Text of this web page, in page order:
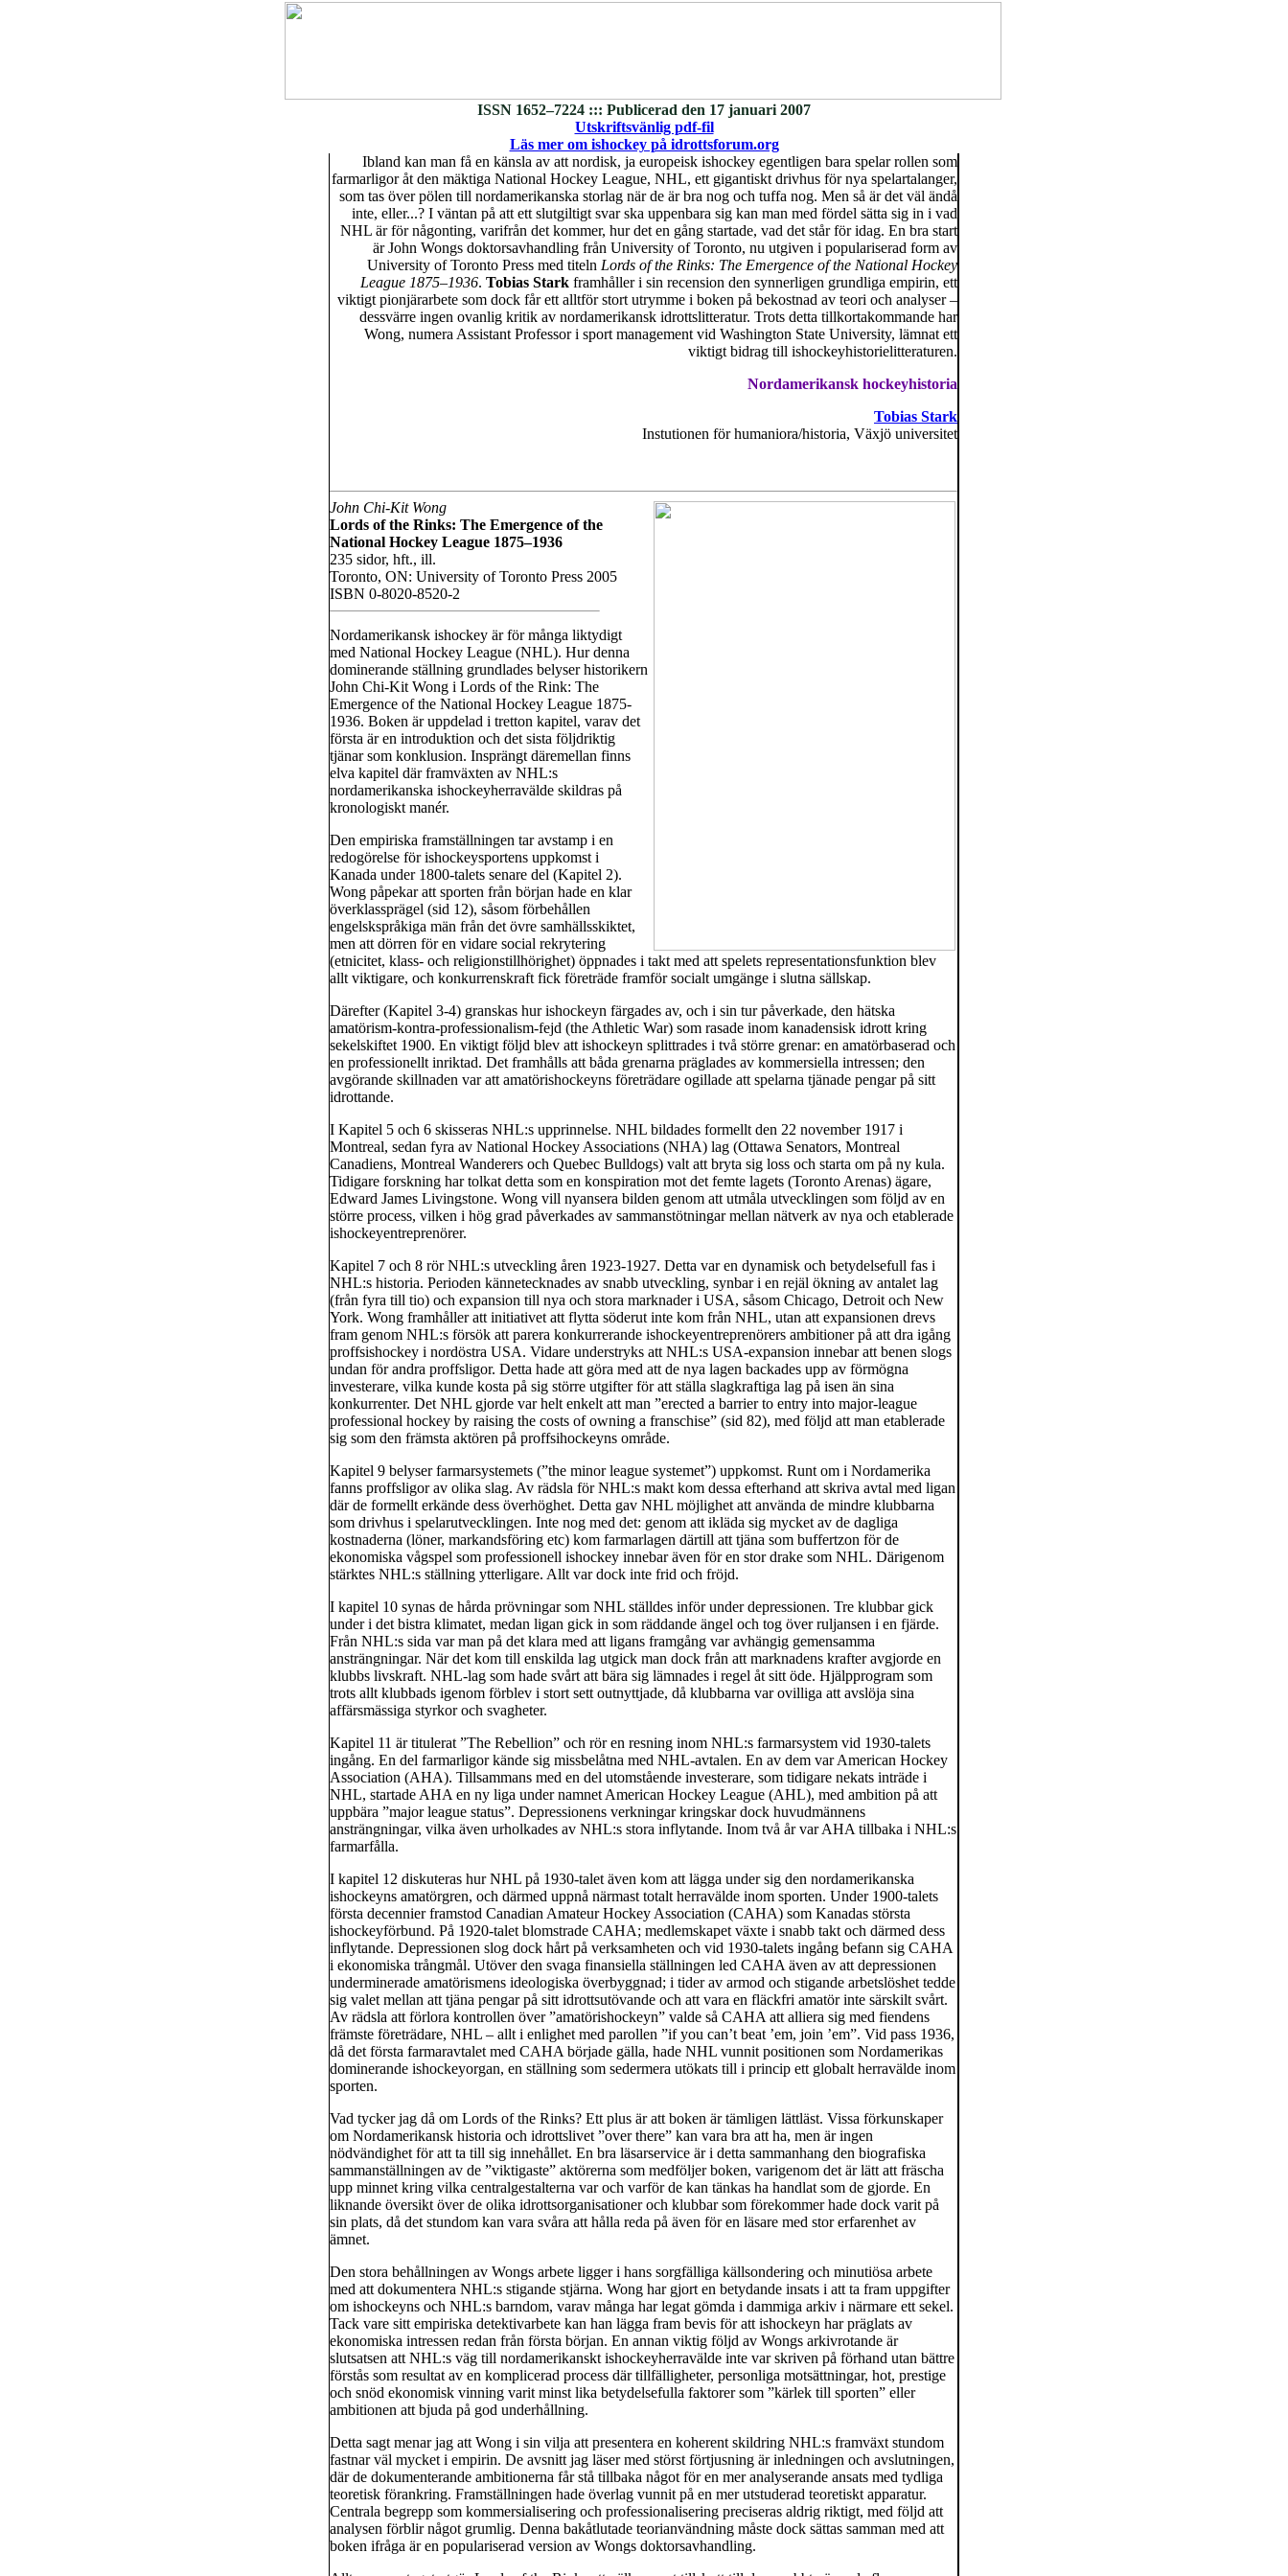
ISSN 1652–7224 ::: Publicerad den 17 januari 2007
Utskriftsvänlig pdf-fil
Läs mer om ishockey på idrottsforum.org
Ibland kan man få en känsla av att nordisk, ja europeisk ishockey egentligen bara spelar rollen som
farmarligor åt den mäktiga National Hockey League, NHL, ett gigantiskt drivhus för nya spelartalanger,
som tas över pölen till nordamerikanska storlag när de är bra nog och tuffa nog. Men så är det väl ändå
inte, eller...? I väntan på att ett slutgiltigt svar ska uppenbara sig kan man med fördel sätta sig in i vad
NHL är för någonting, varifrån det kommer, hur det en gång startade, vad det står för idag. En bra start
är John Wongs doktorsavhandling från University of Toronto, nu utgiven i populariserad form av
University of Toronto Press med titeln Lords of the Rinks: The Emergence of the National Hockey
League 1875–1936. Tobias Stark framhåller i sin recension den synnerligen grundliga empirin, ett
viktigt pionjärarbete som dock får ett alltför stort utrymme i boken på bekostnad av teori och analyser –
dessvärre ingen ovanlig kritik av nordamerikansk idrottslitteratur. Trots detta tillkortakommande har
Wong, numera Assistant Professor i sport management vid Washington State University, lämnat ett
viktigt bidrag till ishockeyhistorielitteraturen.
Nordamerikansk hockeyhistoria
Tobias Stark
Instutionen för humaniora/historia, Växjö universitet
John Chi-Kit Wong
Lords of the Rinks: The Emergence of the
National Hockey League 1875–1936
235 sidor, hft., ill.
Toronto, ON: University of Toronto Press 2005
ISBN 0-8020-8520-2
Nordamerikansk ishockey är för många liktydigt
med National Hockey League (NHL). Hur denna
dominerande ställning grundlades belyser historikern
John Chi-Kit Wong i Lords of the Rink: The
Emergence of the National Hockey League 1875-
1936. Boken är uppdelad i tretton kapitel, varav det
första är en introduktion och det sista följdriktig
tjänar som konklusion. Insprängt däremellan finns
elva kapitel där framväxten av NHL:s
nordamerikanska ishockeyherravälde skildras på
kronologiskt manér.
Den empiriska framställningen tar avstamp i en
redogörelse för ishockeysportens uppkomst i
Kanada under 1800-talets senare del (Kapitel 2).
Wong påpekar att sporten från början hade en klar
överklassprägel (sid 12), såsom förbehållen
engelskspråkiga män från det övre samhällsskiktet,
men att dörren för en vidare social rekrytering
(etnicitet, klass- och religionstillhörighet) öppnades i takt med att spelets representationsfunktion blev
allt viktigare, och konkurrenskraft fick företräde framför socialt umgänge i slutna sällskap.
Därefter (Kapitel 3-4) granskas hur ishockeyn färgades av, och i sin tur påverkade, den hätska
amatörism-kontra-professionalism-fejd (the Athletic War) som rasade inom kanadensisk idrott kring
sekelskiftet 1900. En viktigt följd blev att ishockeyn splittrades i två större grenar: en amatörbaserad och
en professionellt inriktad. Det framhålls att båda grenarna präglades av kommersiella intressen; den
avgörande skillnaden var att amatörishockeyns företrädare ogillade att spelarna tjänade pengar på sitt
idrottande.
I Kapitel 5 och 6 skisseras NHL:s upprinnelse. NHL bildades formellt den 22 november 1917 i
Montreal, sedan fyra av National Hockey Associations (NHA) lag (Ottawa Senators, Montreal
Canadiens, Montreal Wanderers och Quebec Bulldogs) valt att bryta sig loss och starta om på ny kula.
Tidigare forskning har tolkat detta som en konspiration mot det femte lagets (Toronto Arenas) ägare,
Edward James Livingstone. Wong vill nyansera bilden genom att utmåla utvecklingen som följd av en
större process, vilken i hög grad påverkades av sammanstötningar mellan nätverk av nya och etablerade
ishockeyentreprenörer.
Kapitel 7 och 8 rör NHL:s utveckling åren 1923-1927. Detta var en dynamisk och betydelsefull fas i
NHL:s historia. Perioden kännetecknades av snabb utveckling, synbar i en rejäl ökning av antalet lag
(från fyra till tio) och expansion till nya och stora marknader i USA, såsom Chicago, Detroit och New
York. Wong framhåller att initiativet att flytta söderut inte kom från NHL, utan att expansionen drevs
fram genom NHL:s försök att parera konkurrerande ishockeyentreprenörers ambitioner på att dra igång
proffsishockey i nordöstra USA. Vidare understryks att NHL:s USA-expansion innebar att benen slogs
undan för andra proffsligor. Detta hade att göra med att de nya lagen backades upp av förmögna
investerare, vilka kunde kosta på sig större utgifter för att ställa slagkraftiga lag på isen än sina
konkurrenter. Det NHL gjorde var helt enkelt att man ”erected a barrier to entry into major-league
professional hockey by raising the costs of owning a franschise” (sid 82), med följd att man etablerade
sig som den främsta aktören på proffsihockeyns område.
Kapitel 9 belyser farmarsystemets (”the minor league systemet”) uppkomst. Runt om i Nordamerika
fanns proffsligor av olika slag. Av rädsla för NHL:s makt kom dessa efterhand att skriva avtal med ligan
där de formellt erkände dess överhöghet. Detta gav NHL möjlighet att använda de mindre klubbarna
som drivhus i spelarutvecklingen. Inte nog med det: genom att ikläda sig mycket av de dagliga
kostnaderna (löner, markandsföring etc) kom farmarlagen därtill att tjäna som buffertzon för de
ekonomiska vågspel som professionell ishockey innebar även för en stor drake som NHL. Därigenom
stärktes NHL:s ställning ytterligare. Allt var dock inte frid och fröjd.
I kapitel 10 synas de hårda prövningar som NHL ställdes inför under depressionen. Tre klubbar gick
under i det bistra klimatet, medan ligan gick in som räddande ängel och tog över ruljansen i en fjärde.
Från NHL:s sida var man på det klara med att ligans framgång var avhängig gemensamma
ansträngningar. När det kom till enskilda lag utgick man dock från att marknadens krafter avgjorde en
klubbs livskraft. NHL-lag som hade svårt att bära sig lämnades i regel åt sitt öde. Hjälpprogram som
trots allt klubbads igenom förblev i stort sett outnyttjade, då klubbarna var ovilliga att avslöja sina
affärsmässiga styrkor och svagheter.
Kapitel 11 är titulerat ”The Rebellion” och rör en resning inom NHL:s farmarsystem vid 1930-talets
ingång. En del farmarligor kände sig missbelåtna med NHL-avtalen. En av dem var American Hockey
Association (AHA). Tillsammans med en del utomstående investerare, som tidigare nekats inträde i
NHL, startade AHA en ny liga under namnet American Hockey League (AHL), med ambition på att
uppbära ”major league status”. Depressionens verkningar kringskar dock huvudmännens
ansträngningar, vilka även urholkades av NHL:s stora inflytande. Inom två år var AHA tillbaka i NHL:s
farmarfålla.
I kapitel 12 diskuteras hur NHL på 1930-talet även kom att lägga under sig den nordamerikanska
ishockeyns amatörgren, och därmed uppnå närmast totalt herravälde inom sporten. Under 1900-talets
första decennier framstod Canadian Amateur Hockey Association (CAHA) som Kanadas största
ishockeyförbund. På 1920-talet blomstrade CAHA; medlemskapet växte i snabb takt och därmed dess
inflytande. Depressionen slog dock hårt på verksamheten och vid 1930-talets ingång befann sig CAHA
i ekonomiska trångmål. Utöver den svaga finansiella ställningen led CAHA även av att depressionen
underminerade amatörismens ideologiska överbyggnad; i tider av armod och stigande arbetslöshet tedde
sig valet mellan att tjäna pengar på sitt idrottsutövande och att vara en fläckfri amatör inte särskilt svårt.
Av rädsla att förlora kontrollen över ”amatörishockeyn” valde så CAHA att alliera sig med fiendens
främste företrädare, NHL – allt i enlighet med parollen ”if you can’t beat ’em, join ’em”. Vid pass 1936,
då det första farmaravtalet med CAHA började gälla, hade NHL vunnit positionen som Nordamerikas
dominerande ishockeyorgan, en ställning som sedermera utökats till i princip ett globalt herravälde inom
sporten.
Vad tycker jag då om Lords of the Rinks? Ett plus är att boken är tämligen lättläst. Vissa förkunskaper
om Nordamerikansk historia och idrottslivet ”over there” kan vara bra att ha, men är ingen
nödvändighet för att ta till sig innehållet. En bra läsarservice är i detta sammanhang den biografiska
sammanställningen av de ”viktigaste” aktörerna som medföljer boken, varigenom det är lätt att fräscha
upp minnet kring vilka centralgestalterna var och varför de kan tänkas ha handlat som de gjorde. En
liknande översikt över de olika idrottsorganisationer och klubbar som förekommer hade dock varit på
sin plats, då det stundom kan vara svåra att hålla reda på även för en läsare med stor erfarenhet av
ämnet.
Den stora behållningen av Wongs arbete ligger i hans sorgfälliga källsondering och minutiösa arbete
med att dokumentera NHL:s stigande stjärna. Wong har gjort en betydande insats i att ta fram uppgifter
om ishockeyns och NHL:s barndom, varav många har legat gömda i dammiga arkiv i närmare ett sekel.
Tack vare sitt empiriska detektivarbete kan han lägga fram bevis för att ishockeyn har präglats av
ekonomiska intressen redan från första början. En annan viktig följd av Wongs arkivrotande är
slutsatsen att NHL:s väg till nordamerikanskt ishockeyherravälde inte var skriven på förhand utan bättre
förstås som resultat av en komplicerad process där tillfälligheter, personliga motsättningar, hot, prestige
och snöd ekonomisk vinning varit minst lika betydelsefulla faktorer som ”kärlek till sporten” eller
ambitionen att bjuda på god underhållning.
Detta sagt menar jag att Wong i sin vilja att presentera en koherent skildring NHL:s framväxt stundom
fastnar väl mycket i empirin. De avsnitt jag läser med störst förtjusning är inledningen och avslutningen,
där de dokumenterande ambitionerna får stå tillbaka något för en mer analyserande ansats med tydliga
teoretisk förankring. Framställningen hade överlag vunnit på en mer utstuderad teoretiskt apparatur.
Centrala begrepp som kommersialisering och professionalisering preciseras aldrig riktigt, med följd att
analysen förblir något grumlig. Denna bakåtlutade teorianvändning måste dock sättas samman med att
boken ifråga är en populariserad version av Wongs doktorsavhandling.